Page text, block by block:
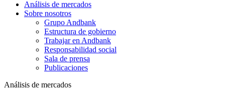
Análisis de mercados
Sobre nosotros
Grupo Andbank
Estructura de gobierno
Trabajar en Andbank
Responsabilidad social
Sala de prensa
Publicaciones
Análisis de mercados